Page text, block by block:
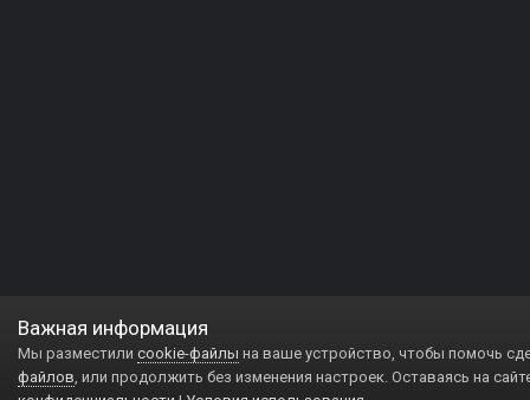
Важная информация
Мы разместили cookie-файлы на ваше устройство, чтобы помочь
файлов, или продолжить без изменения настроек. Оставаясь на